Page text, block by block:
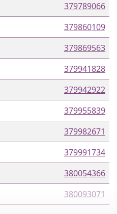
379789066
379860109
379869563
379941828
379942922
379955839
379982671
379991734
380054366
380093071